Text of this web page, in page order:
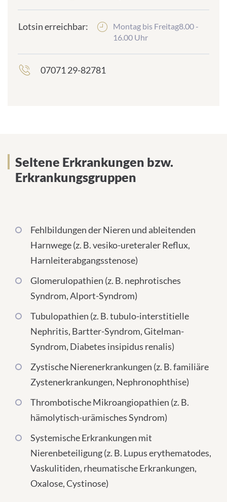
a
A
Lotsin erreichbar:
Montag bis Freitag8.00 -
16.00 Uhr
frontend.sr-
07071 29-82781
Seltene Erkrankungen bzw.
Erkrankungsgruppen
Seltene Erkrankungen bzw.
Erkrankungsgruppen
Fehlbildungen der Nieren und ableitenden
Harnwege (z. B. vesiko-ureteraler Reflux,
Harnleiterabgangsstenose)
Glomerulopathien (z. B. nephrotisches
Syndrom, Alport-Syndrom)
Tubulopathien (z. B. tubulo-interstitielle
Nephritis, Bartter-Syndrom, Gitelman-
Syndrom, Diabetes insipidus renalis)
Zystische Nierenerkrankungen (z. B. familiäre
Zystenerkrankungen, Nephronophthise)
Thrombotische Mikroangiopathien (z. B.
hämolytisch-urämisches Syndrom)
Systemische Erkrankungen mit
Nierenbeteiligung (z. B. Lupus erythematodes,
Vaskulitiden, rheumatische Erkrankungen,
Oxalose, Cystinose)